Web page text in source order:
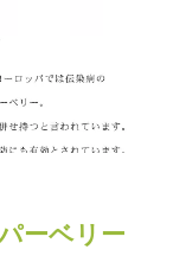
ーベリー